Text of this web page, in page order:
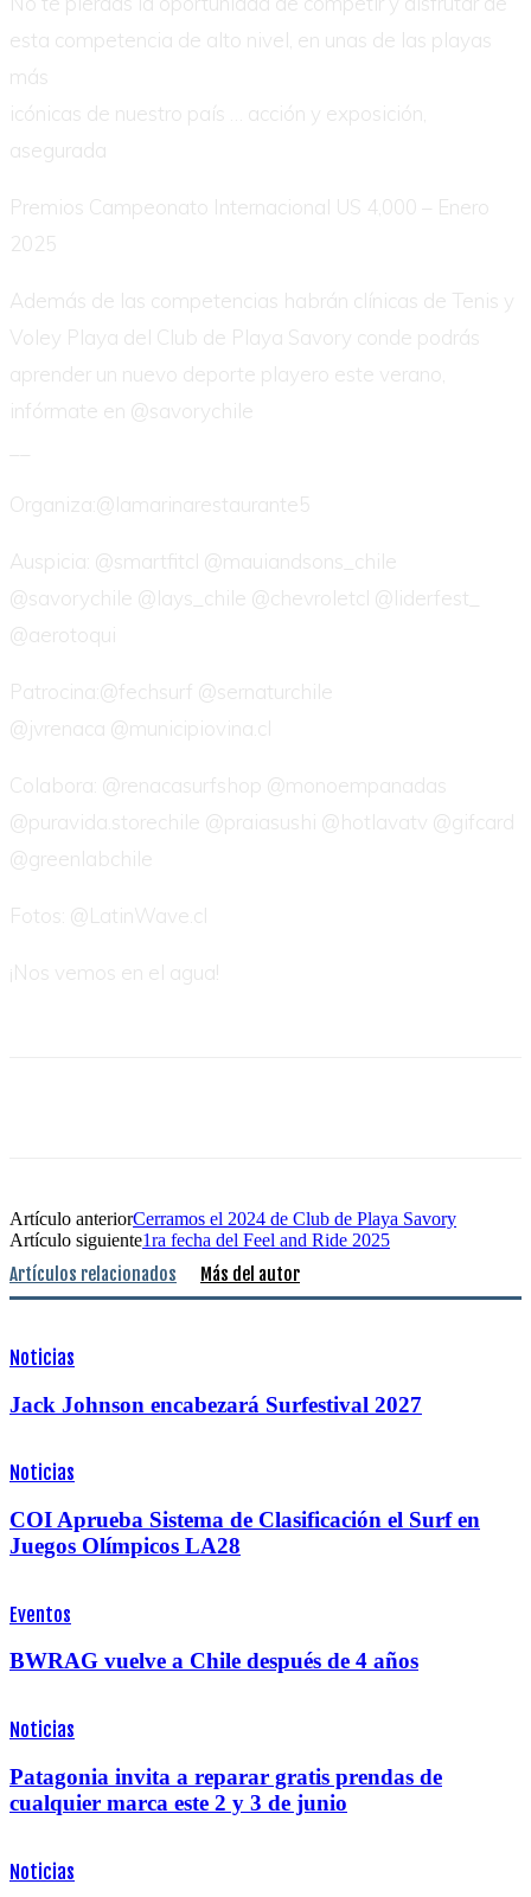
esta competencia de alto nivel, en unas de las playas
más
icónicas de nuestro país … acción y exposición,
asegurada
Premios Campeonato Internacional US 4,000 – Enero
2025
Además de las competencias habrán clínicas de Tenis y
Voley Playa del Club de Playa Savory conde podrás
aprender un nuevo deporte playero este verano,
infórmate en @savorychile
Organiza:@lamarinarestaurante5
Auspicia: @smartfitcl @mauiandsons_chile
@savorychile @lays_chile @chevroletcl @liderfest_
@aerotoqui
Patrocina:@fechsurf @sernaturchile
@jvrenaca @municipiovina.cl
Colabora: @renacasurfshop @monoempanadas
@puravida.storechile @praiasushi @hotlavatv @gifcard
@greenlabchile
Fotos: @LatinWave.cl
¡Nos vemos en el agua!
Artículo anteriorCerramos el 2024 de Club de Playa Savory
Artículo siguiente1ra fecha del Feel and Ride 2025
Artículos relacionados Más del autor
Noticias
Jack Johnson encabezará Surfestival 2027
Noticias
COI Aprueba Sistema de Clasificación el Surf en
Juegos Olímpicos LA28
Eventos
BWRAG vuelve a Chile después de 4 años
Noticias
Patagonia invita a reparar gratis prendas de
cualquier marca este 2 y 3 de junio
Noticias